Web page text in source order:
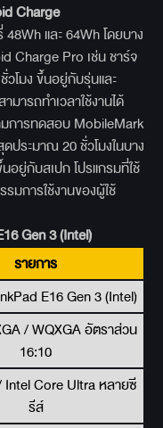
Charge
และ 64Wh โดยบาง
Charge Pro เช่น ชาร์จ
วโมง ขึ้นอยู่กับรุ่นและ
ารถทำเวลาใช้งานได้
การทดสอบ MobileMark
ประมาณ 20 ชั่วโมงในบาง
นอยู่กับสเปก โปรแกรมที่ใช้
มการใช้งานของผู้ใช้
Gen 3 (Intel)
รายการ
E16 Gen 3 (Intel)
/ WQXGA อัตราส่วน
16:10
Intel Core Ultra หลายซี
รีส์